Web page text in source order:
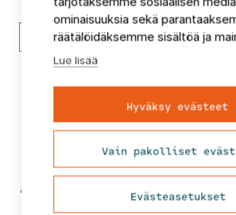
Lähetä viesti
Ajankohtaista tästä
ominaisuuksia sekä
räätälöidäksemme sisältöä ja
Lue lisää
Hyväksy evästeet
Vain pakolliset
Evästeasetukset